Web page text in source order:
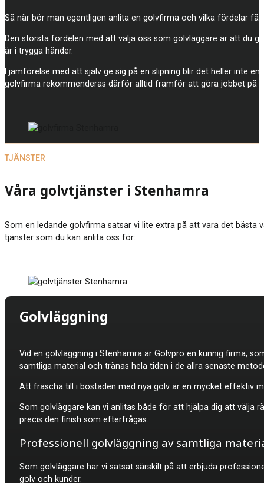
Så när bör man egentligen anlita en golvfirma och vilka fördelar
Den största fördelen med att välja oss som golvläggare är att du
är i trygga händer.
I jämförelse med att själv ge sig på en slipning blir det heller inte
golvfirma rekommenderas därför alltid framför att göra jobbet på
Våra golvtjänster i Stenhamra
Som en ledande golvfirma satsar vi lite extra på att vara det
tjänster som du kan anlita oss för:
TJÄNSTER
Golvläggning
Vid en golvläggning i Stenhamra är Golvpro en kunnig firma,
samtliga material och tränas hela tiden i de allra senaste
Att fräscha till i bostaden med nya golv är en mycket effektiv
Som golvläggare kan vi anlitas både för att hjälpa dig att välja
precis den finish som efterfrågas.
Professionell golvläggning av samtliga
Som golvläggare har vi satsat särskilt på att erbjuda
golv och kunder.